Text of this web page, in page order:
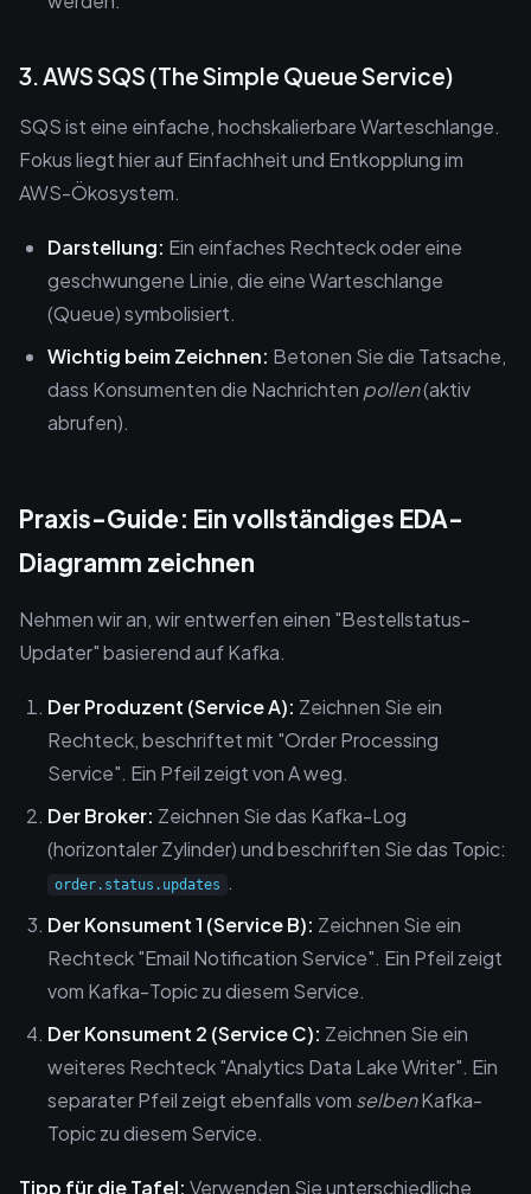
3. AWS SQS (The Simple Queue Service)
SQS ist eine einfache, hochskalierbare Warteschlange.
Fokus liegt hier auf Einfachheit und Entkopplung im
AWS-Ökosystem.
Darstellung: Ein einfaches Rechteck oder eine
geschwungene Linie, die eine Warteschlange
(Queue) symbolisiert.
Wichtig beim Zeichnen: Betonen Sie die Tatsache,
dass Konsumenten die Nachrichten pollen(aktiv
abrufen).
Praxis-Guide: Ein vollständiges EDA-
Diagramm zeichnen
Nehmen wir an, wir entwerfen einen "Bestellstatus-
Updater" basierend auf Kafka.
Der Produzent (Service A): Zeichnen Sie ein
Rechteck, beschriftet mit "Order Processing
Service". Ein Pfeil zeigt von A weg.
Der Broker: Zeichnen Sie das Kafka-Log
(horizontaler Zylinder) und beschriften Sie das Topic:
order.status.updates
.
Der Konsument 1 (Service B): Zeichnen Sie ein
Rechteck "Email Notification Service". Ein Pfeil zeigt
vom Kafka-Topic zu diesem Service.
Der Konsument 2 (Service C): Zeichnen Sie ein
weiteres Rechteck "Analytics Data Lake Writer". Ein
separater Pfeil zeigt ebenfalls vom selbenKafka-
Topic zu diesem Service.
Tipp für die Tafel: Verwenden Sie unterschiedliche